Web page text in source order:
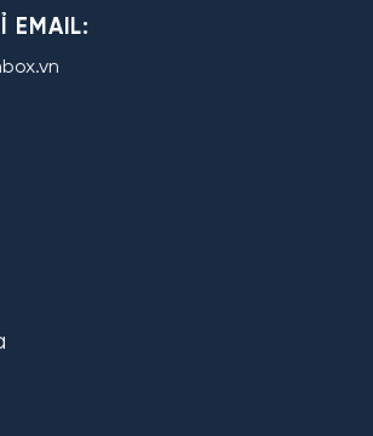
EMAIL: